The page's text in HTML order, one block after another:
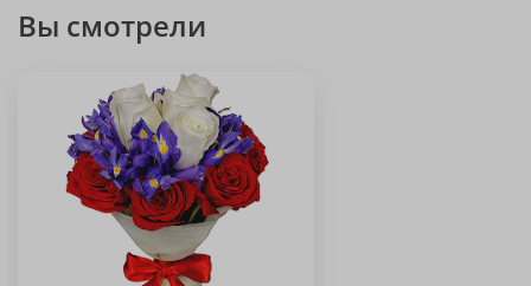
Вы смотрели